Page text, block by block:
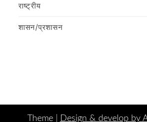
राष्ट्रीय
शासन/प्रशासन
Theme | Design & develop by